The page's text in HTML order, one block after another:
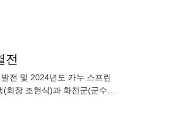
전
전 및 2024년도 카누 스프린
회장 조현식)과 화천군(군수